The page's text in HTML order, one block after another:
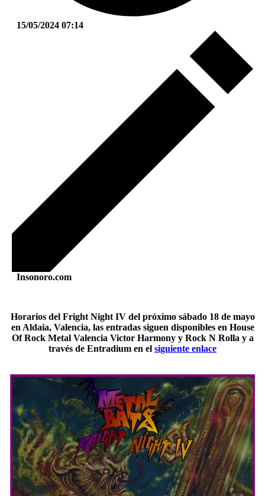
15/05/2024 07:14
Insonoro.com
Horarios del Fright Night IV del próximo sábado 18 de mayo
en Aldaia, Valencia, las entradas siguen disponibles en House
Of Rock Metal Valencia Victor Harmony y Rock N Rolla y a
través de Entradium en el siguiente enlace